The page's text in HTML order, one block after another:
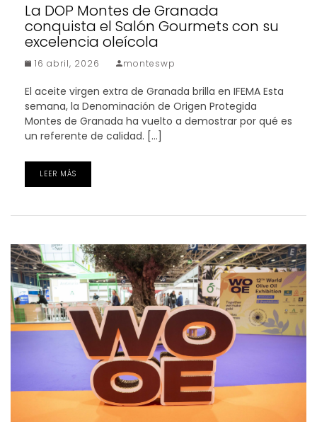
La DOP Montes de Granada
conquista el Salón Gourmets con su
excelencia oleícola
16 abril, 2026 monteswp
El aceite virgen extra de Granada brilla en IFEMA Esta
semana, la Denominación de Origen Protegida
Montes de Granada ha vuelto a demostrar por qué es
un referente de calidad. […]
LEER MÁS